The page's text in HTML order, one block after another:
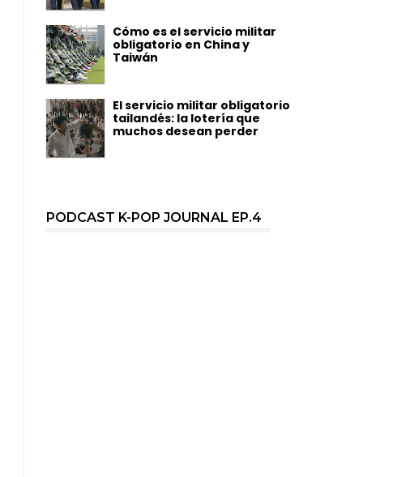
Cómo es el servicio militar
obligatorio en China y
Taiwán
El servicio militar obligatorio
tailandés: la lotería que
muchos desean perder
PODCAST K-POP JOURNAL EP.4